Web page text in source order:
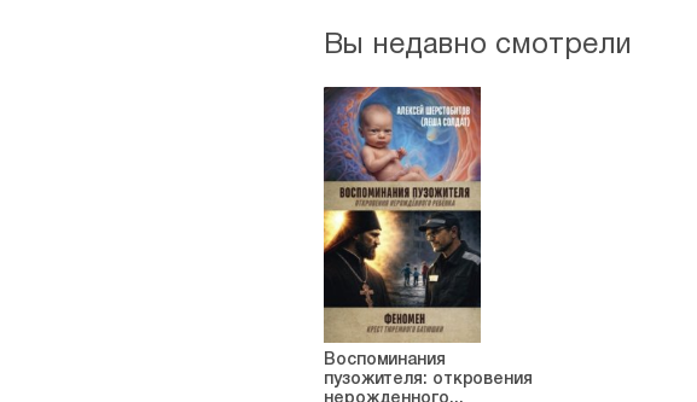
Вы недавно смотрели
Воспоминания
пузожителя: откровения